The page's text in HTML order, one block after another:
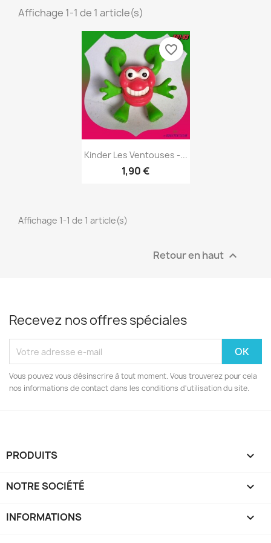
Affichage 1-1 de 1 article(s)
Aperçu rapide
Kinder Les Ventouses -...
1,90 €
favorite_border
Affichage 1-1 de 1 article(s)
Retour en haut 
Recevez nos offres spéciales
Vous pouvez vous désinscrire à tout moment. Vous trouverez pour cela
nos informations de contact dans les conditions d'utilisation du site.
PRODUITS 
NOTRE SOCIÉTÉ 
INFORMATIONS keyboard_arrow_down